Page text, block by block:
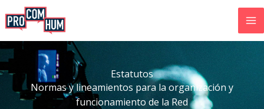
Estatutos
Normas y lineamientos para la organización y
funcionamiento de la Red